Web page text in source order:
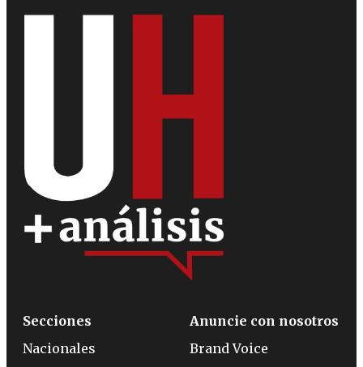
Secciones
Nacionales
Anuncie con nosotros
Brand Voice